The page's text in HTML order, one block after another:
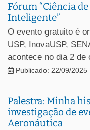
Fórum “Ciência
Inteligente”
O evento gratuito é
USP, InovaUSP,
acontece no dia 2 de
Publicado: 22/09/2025
Palestra: Minha
investigação de
Aeronáutica